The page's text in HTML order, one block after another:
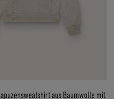
aus Baumwolle mit